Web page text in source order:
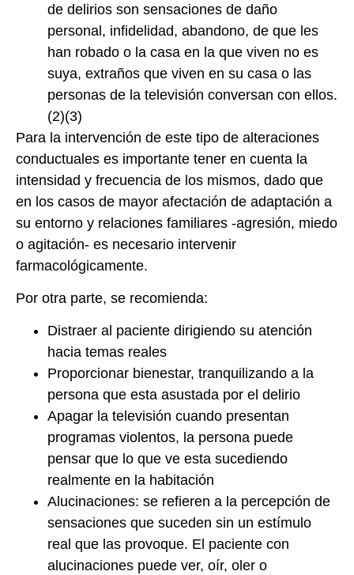
de delirios son sensaciones de daño
personal, infidelidad, abandono, de que les
han robado o la casa en la que viven no es
suya, extraños que viven en su casa o las
personas de la televisión conversan con ellos.
(2)(3)
Para la intervención de este tipo de alteraciones
conductuales es importante tener en cuenta la
intensidad y frecuencia de los mismos, dado que
en los casos de mayor afectación de adaptación a
su entorno y relaciones familiares -agresión, miedo
o agitación- es necesario intervenir
farmacológicamente.
Por otra parte, se recomienda:
Distraer al paciente dirigiendo su atención
hacia temas reales
Proporcionar bienestar, tranquilizando a la
persona que esta asustada por el delirio
Apagar la televisión cuando presentan
programas violentos, la persona puede
pensar que lo que ve esta sucediendo
realmente en la habitación
Alucinaciones: se refieren a la percepción de
sensaciones que suceden sin un estímulo
real que las provoque. El paciente con
alucinaciones puede ver, oír, oler o